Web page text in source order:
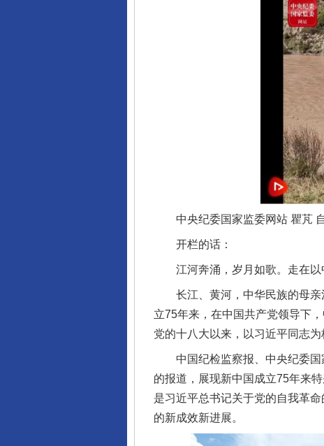
中央纪委国家监委网站 瞿芃
开栏的话：
江河奔涌，岁月如歌。走在以
长江、黄河，中华民族的母亲
立75年来，在中国共产党领导下
党的十八大以来，以习近平同志
中国纪检监察报、中央纪委国家
的报道，展现新中国成立75年来
是习近平总书记关于党的自我革
的新成效新进展。